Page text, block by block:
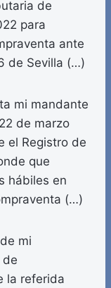
de
para
ante
de Sevilla (…)
mi mandante
de marzo
el Registro de
que
hábiles en
(…)
mi
de
la referida